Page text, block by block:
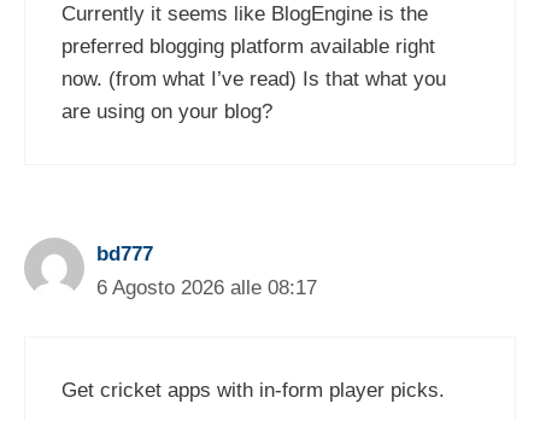
Currently it seems like BlogEngine is the
preferred blogging platform available right
now. (from what I’ve read) Is that what you
are using on your blog?
bd777
6 Agosto 2026 alle 08:17
Get cricket apps with in-form player picks.